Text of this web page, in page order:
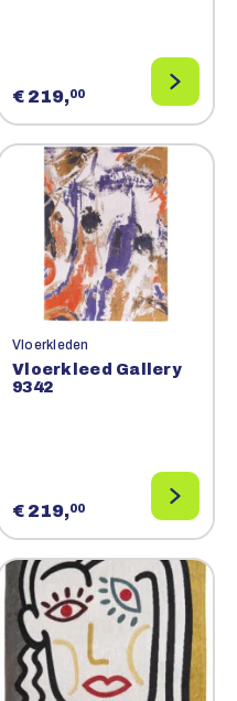
€ 219,00
Vloerkleden
Vloerkleed Gallery
9342
€ 219,00